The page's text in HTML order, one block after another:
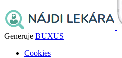
Generuje BUXUS
Cookies